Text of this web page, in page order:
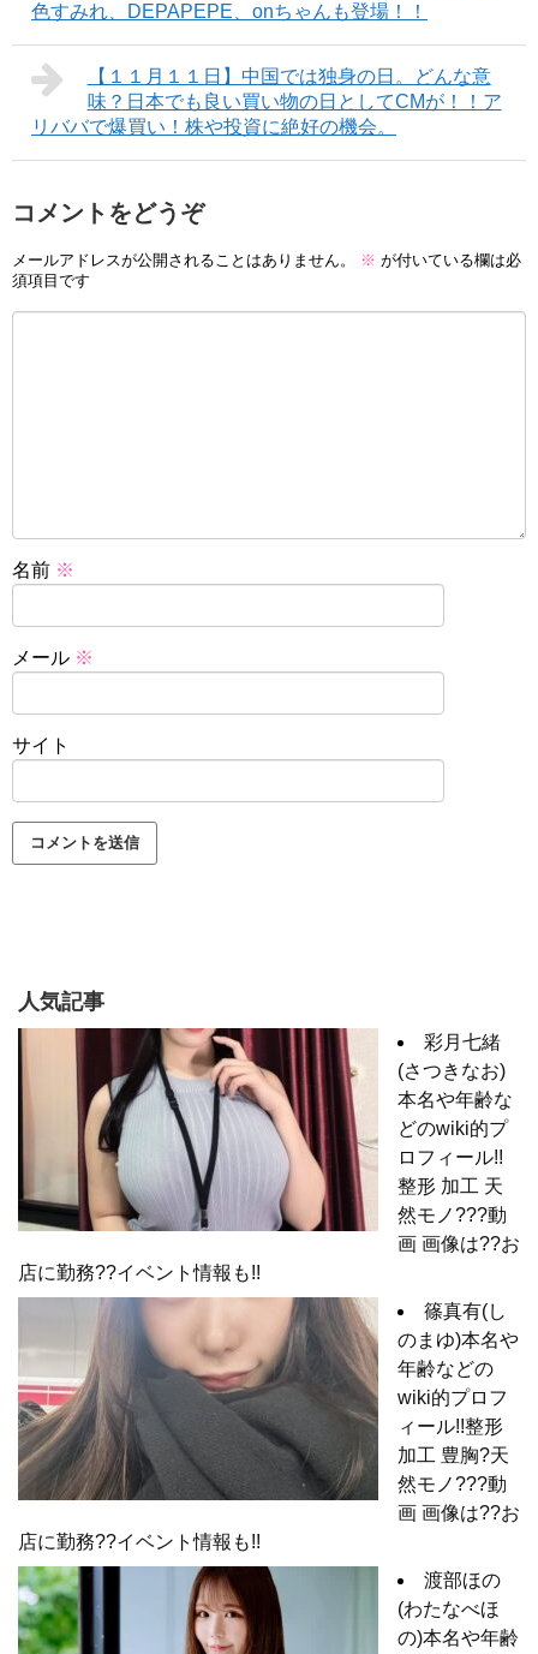
色すみれ、DEPAPEPE、onちゃんも登場！！
【１１月１１日】中国では独身の日。どんな意
味？日本でも良い買い物の日としてCMが！！ア
リババで爆買い！株や投資に絶好の機会。
コメントをどうぞ
メールアドレスが公開されることはありません。 ※ が付いている欄は必
須項目です
名前 ※
メール ※
サイト
人気記事
彩月七緒
(さつきなお)
本名や年齢な
どのwiki的プ
ロフィール!!
整形 加工 天
然モノ???動
画 画像は??お
店に勤務??イベント情報も!!
篠真有(し
のまゆ)本名や
年齢などの
wiki的プロフ
ィール!!整形
加工 豊胸?天
然モノ???動
画 画像は??お
店に勤務??イベント情報も!!
渡部ほの
(わたなべほ
の)本名や年齢